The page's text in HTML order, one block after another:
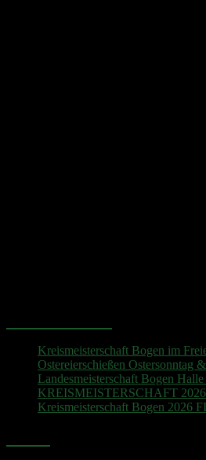
Kreismeisterschaft Bogen im
Ostereierschießen Ostersonntag
Landesmeisterschaft Bogen
KREISMEISTERSCHAFT
Kreismeisterschaft Bogen 2026